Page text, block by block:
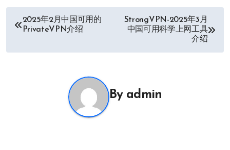
文2025年2月中国可用的
PrivateVPN介绍
StrongVPN-2025年3月
中国可用科学上网工具
介绍
By admin